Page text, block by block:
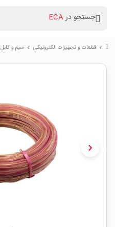
جستجو درECA
chevron_right قطعات و تجهیزات الکترونیکی chevron_right سیم و کابل
chevron_right